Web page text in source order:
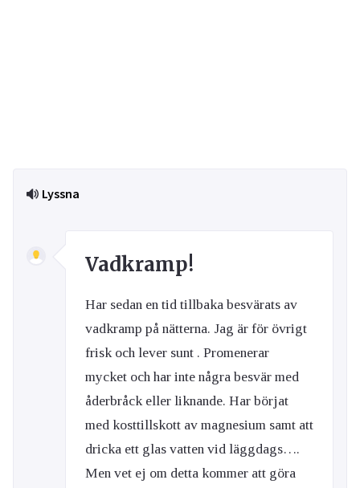
Lyssna
Vadkramp!
Har sedan en tid tillbaka besvärats av
vadkramp på nätterna. Jag är för övrigt
frisk och lever sunt . Promenerar
mycket och har inte några besvär med
åderbråck eller liknande. Har börjat
med kosttillskott av magnesium samt att
dricka ett glas vatten vid läggdags….
Men vet ej om detta kommer att göra